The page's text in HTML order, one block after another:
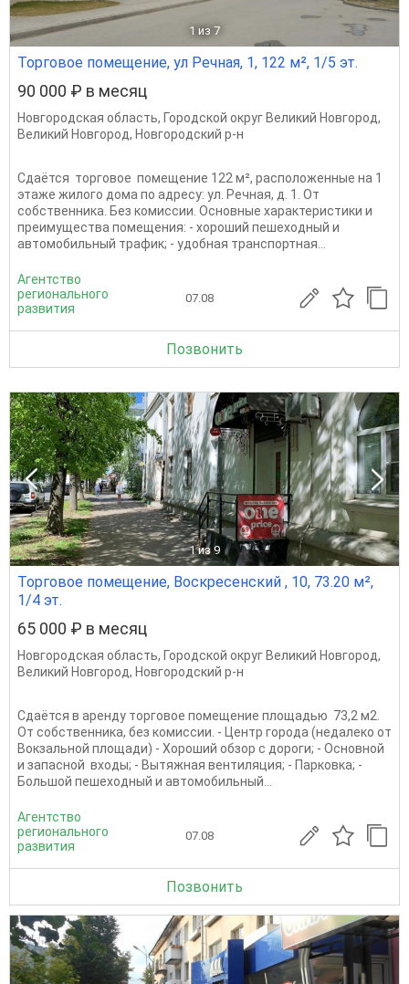
1 из 7
Торговое помещение, ул Речная, 1, 122 м², 1/5 эт.
90 000 ₽ в месяц
Новгородская область, Городской округ Великий Новгород,
Великий Новгород, Новгородский р-н
Сдаётся торговое помещение 122 м², расположенные на 1
этаже жилого дома по адресу: ул. Речная, д. 1. От
собственника. Без комиссии. Основные характеристики и
преимущества помещения: - хороший пешеходный и
автомобильный трафик; - удобная транспортная...
Агентство
регионального
развития
07.08
Позвонить
1 из 9
Торговое помещение, Воскресенский , 10, 73.20 м²,
1/4 эт.
65 000 ₽ в месяц
Новгородская область, Городской округ Великий Новгород,
Великий Новгород, Новгородский р-н
Сдаётся в аренду торговое помещение площадью 73,2 м2.
От собственника, без комиссии. - Центр города (недалеко от
Вокзальной площади) - Хороший обзор с дороги; - Основной
и запасной входы; - Вытяжная вентиляция; - Парковка; -
Большой пешеходный и автомобильный...
Агентство
регионального
развития
07.08
Позвонить